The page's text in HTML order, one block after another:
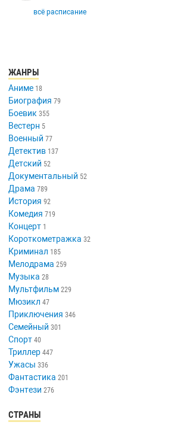
всё расписание
ЖАНРЫ
Аниме 18
Биография 79
Боевик 355
Вестерн 5
Военный 77
Детектив 137
Детский 52
Документальный 52
Драма 789
История 92
Комедия 719
Концерт 1
Короткометражка 32
Криминал 185
Мелодрама 259
Музыка 28
Мультфильм 229
Мюзикл 47
Приключения 346
Семейный 301
Спорт 40
Триллер 447
Ужасы 336
Фантастика 201
Фэнтези 276
СТРАНЫ